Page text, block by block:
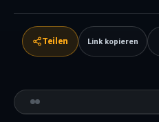
Teilen Link kopieren
VS